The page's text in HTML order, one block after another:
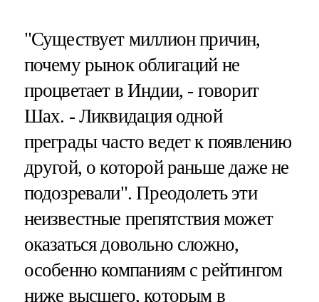
"Существует миллион причин,
почему рынок облигаций не
процветает в Индии, - говорит
Шах. - Ликвидация одной
преграды часто ведет к появлению
другой, о которой раньше даже не
подозревали". Преодолеть эти
неизвестные препятствия может
оказаться довольно сложно,
особенно компаниям с рейтингом
ниже высшего, которым в